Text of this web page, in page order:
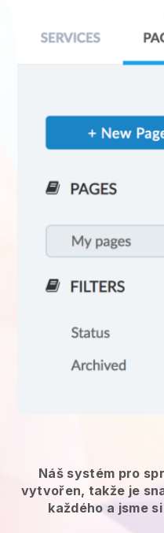
Náš systém pro
vytvořen, takže je
každého a jsme